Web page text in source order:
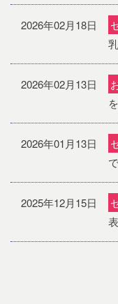
2026年02月18日
2026年02月13日
2026年01月13日
2025年12月15日